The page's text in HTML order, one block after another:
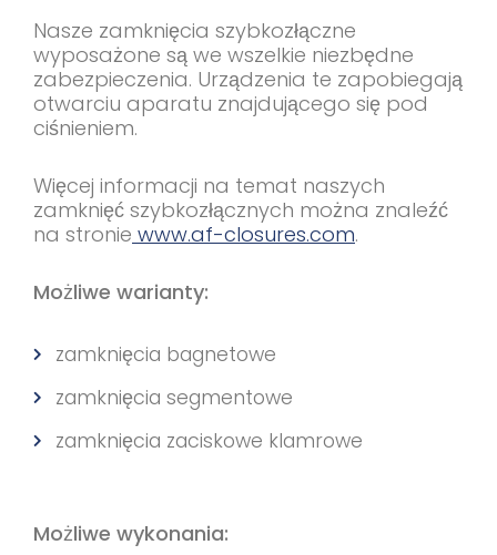
Nasze zamknięcia szybkozłączne
wyposażone są we wszelkie niezbędne
zabezpieczenia. Urządzenia te zapobiegają
otwarciu aparatu znajdującego się pod
ciśnieniem.
Więcej informacji na temat naszych
zamknięć szybkozłącznych można znaleźć
na stronie www.af-closures.com​​​​​​​.
Możliwe warianty:
zamknięcia bagnetowe
zamknięcia segmentowe
zamknięcia zaciskowe klamrowe
Możliwe wykonania: